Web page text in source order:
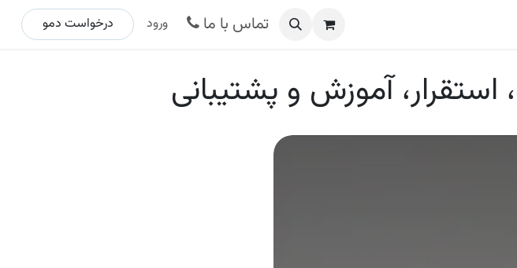
تماس با ما ورود درخواست د​​​​مو ​​​​​​​​​​